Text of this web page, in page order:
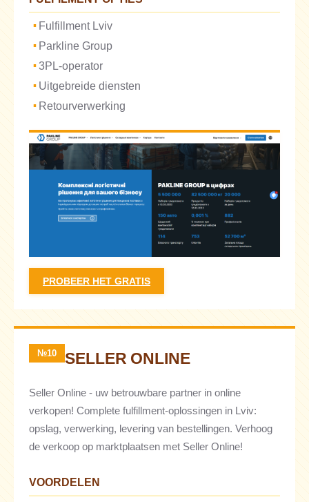
Fulfillment Lviv
Parkline Group
3PL-operator
Uitgebreide diensten
Retourverwerking
PROBEER HET GRATIS
№10 SELLER ONLINE
Seller Online - uw betrouwbare partner in online
verkopen! Complete fulfillment-oplossingen in Lviv:
opslag, verwerking, levering van bestellingen. Verhoog
de verkoop op marktplaatsen met Seller Online!
VOORDELEN